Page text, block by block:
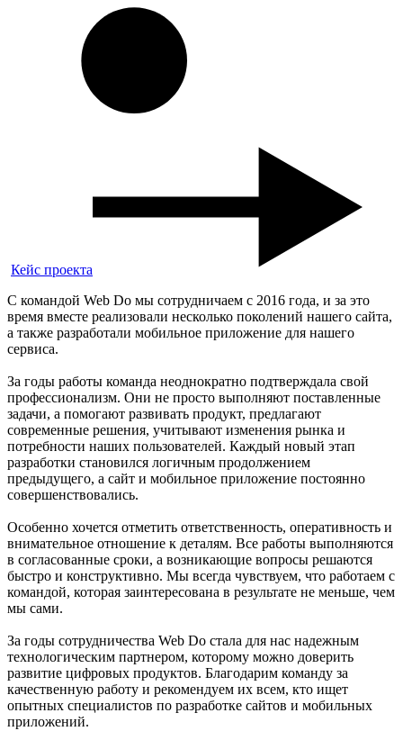
Кейс проекта
С командой Web Do мы сотрудничаем с 2016 года, и за это
время вместе реализовали несколько поколений нашего сайта,
а также разработали мобильное приложение для нашего
сервиса.
За годы работы команда неоднократно подтверждала свой
профессионализм. Они не просто выполняют поставленные
задачи, а помогают развивать продукт, предлагают
современные решения, учитывают изменения рынка и
потребности наших пользователей. Каждый новый этап
разработки становился логичным продолжением
предыдущего, а сайт и мобильное приложение постоянно
совершенствовались.
Особенно хочется отметить ответственность, оперативность и
внимательное отношение к деталям. Все работы выполняются
в согласованные сроки, а возникающие вопросы решаются
быстро и конструктивно. Мы всегда чувствуем, что работаем с
командой, которая заинтересована в результате не меньше, чем
мы сами.
За годы сотрудничества Web Do стала для нас надежным
технологическим партнером, которому можно доверить
развитие цифровых продуктов. Благодарим команду за
качественную работу и рекомендуем их всем, кто ищет
опытных специалистов по разработке сайтов и мобильных
приложений.